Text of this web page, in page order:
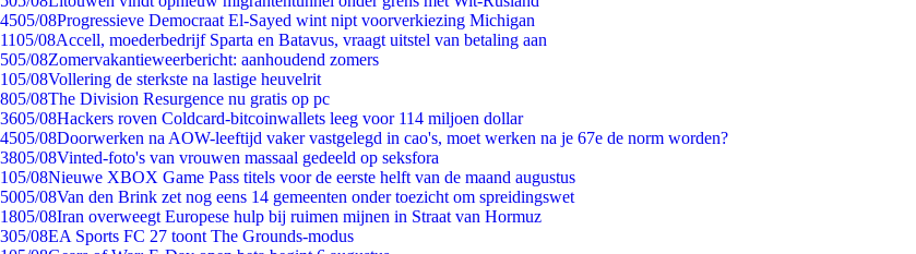
4505/08Progressieve Democraat El-Sayed wint nipt voorverkiezing Michigan
1105/08Accell, moederbedrijf Sparta en Batavus, vraagt uitstel van betaling aan
505/08Zomervakantieweerbericht: aanhoudend zomers
105/08Vollering de sterkste na lastige heuvelrit
805/08The Division Resurgence nu gratis op pc
3605/08Hackers roven Coldcard-bitcoinwallets leeg voor 114 miljoen dollar
4505/08Doorwerken na AOW-leeftijd vaker vastgelegd in cao's, moet werken na je 67e de norm worden?
3805/08Vinted-foto's van vrouwen massaal gedeeld op seksfora
105/08Nieuwe XBOX Game Pass titels voor de eerste helft van de maand augustus
5005/08Van den Brink zet nog eens 14 gemeenten onder toezicht om spreidingswet
1805/08Iran overweegt Europese hulp bij ruimen mijnen in Straat van Hormuz
305/08EA Sports FC 27 toont The Grounds-modus